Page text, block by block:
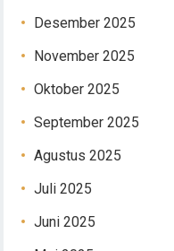
Desember 2025
November 2025
Oktober 2025
September 2025
Agustus 2025
Juli 2025
Juni 2025